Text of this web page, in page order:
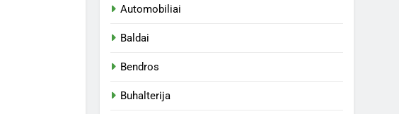
Automobiliai
Baldai
Bendros
Buhalterija